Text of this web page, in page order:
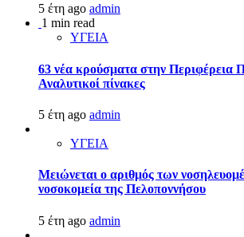
5 έτη ago admin
1 min read
ΥΓΕΙΑ
63 νέα κρούσματα στην Περιφέρεια
Αναλυτικοί πίνακες
5 έτη ago admin
ΥΓΕΙΑ
Μειώνεται ο αριθμός των
νοσοκομεία της Πελοποννήσου
5 έτη ago admin